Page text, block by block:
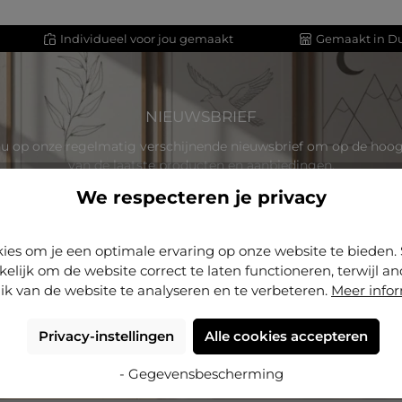
Individueel voor jou gemaakt Gemaakt in
NIEUWSBRIEF
op onze regelmatig verschijnende nieuwsbrief om op de
van de laatste producten en aanbiedingen.
beschermd door reCAPTCHA en het en de
toepassing.
Gegevensbescherming
gelezen en onzealgemene voorwaardenhebt geaccepteerd.
We respecteren je privacy
om je een optimale ervaring op onze website te bieden.
om de website correct te laten functioneren, terwijl
van de website te analyseren en te verbeteren. Meer
Privacy-instellingen Alle cookies accepteren
- Gegevensbescherming